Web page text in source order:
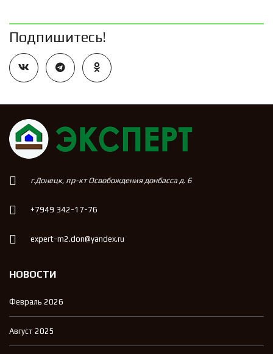
Подпишитесь!
г.Донецк, пр-кт Освобождения донбасса д. 6
+7949 342-17-76
expert-m2.don@yandex.ru
НОВОСТИ
Февраль 2026
Август 2025